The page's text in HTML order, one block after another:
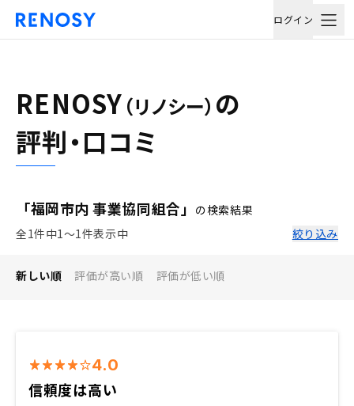
ログイン
RENOSY （リノシー） の
評判・口コミ
「福岡市内 事業協同組合」 の検索結果
全1件中1〜1件表示中
絞り込み
新しい順 評価が高い順 評価が低い順
4.0
信頼度は高い